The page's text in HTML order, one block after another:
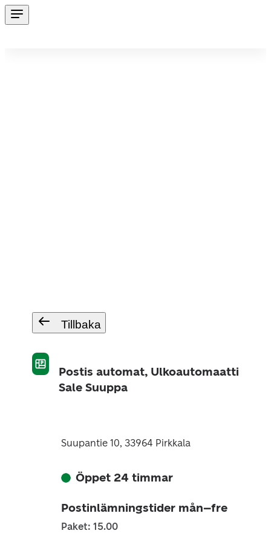
Tillbaka
Postis automat, Ulkoautomaatti
Sale Suuppa
Suupantie 10, 33964 Pirkkala
Öppet 24 timmar
Postinlämningstider mån–fre
Paket: 15.00